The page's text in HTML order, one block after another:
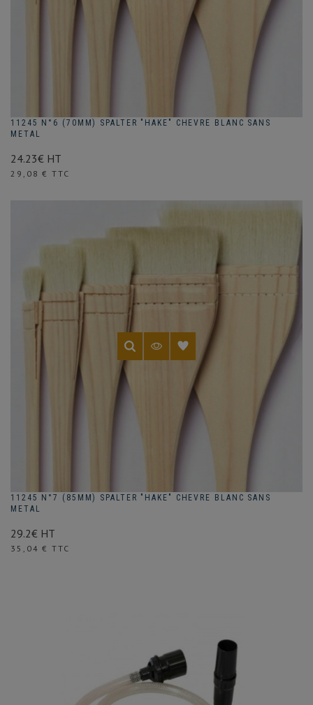
11245 N°6 (70MM) SPALTER "HAKE" CHEVRE BLANC SANS
METAL
24.23€ HT
Prix
29,08 € TTC
11245 N°7 (85MM) SPALTER "HAKE" CHEVRE BLANC SANS
METAL
29.2€ HT
Prix
35,04 € TTC